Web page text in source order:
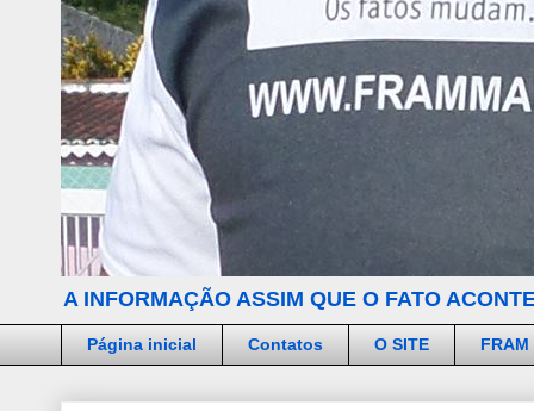
A INFORMAÇÃO ASSIM QUE O FATO
Página inicial Contatos O SITE FRAM